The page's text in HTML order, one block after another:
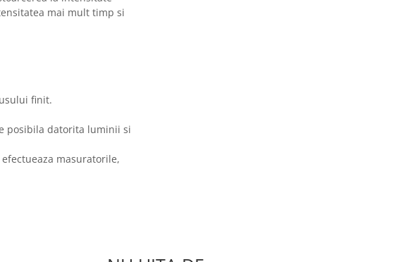
mai mult timp si
finit.
posibila datorita luminii si
masuratorile,